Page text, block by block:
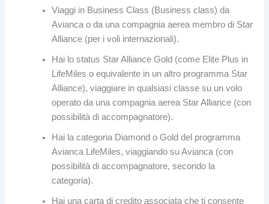
Viaggi in Business Class (Business class) da
Avianca o da una compagnia aerea membro di Star
Alliance (per i voli internazionali).
Hai lo status Star Alliance Gold (come Elite Plus in
LifeMiles o equivalente in un altro programma Star
Alliance), viaggiare in qualsiasi classe su un volo
operato da una compagnia aerea Star Alliance (con
possibilità di accompagnatore).
Hai la categoria Diamond o Gold del programma
Avianca LifeMiles, viaggiando su Avianca (con
possibilità di accompagnatore, secondo la
categoria).
Hai una carta di credito associata che ti consente